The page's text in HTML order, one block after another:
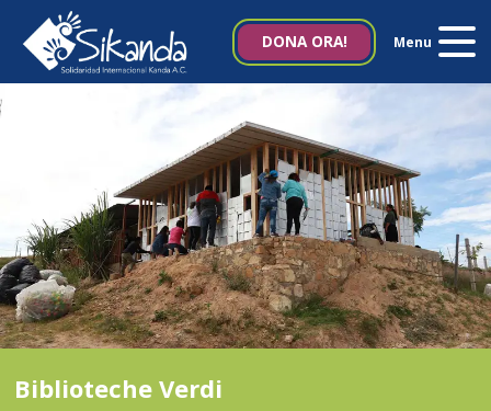
DONA ORA! Menu
Chi Siamo
Progetti
Notizie
Pubblicazioni
Contattaci
Italia 5×1000
Biblioteche Verdi